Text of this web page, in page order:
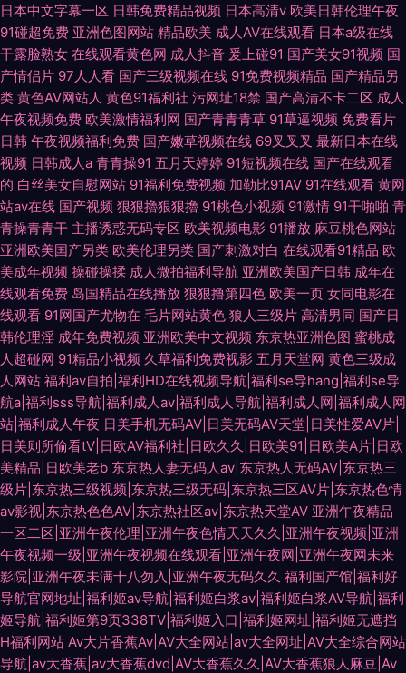
日本中文字幕一区 日韩免费精品视频 日本高清v 欧美日韩伦理午夜
91碰超免费 亚洲色图网站 精品欧美 成人AV在线观看 日本a级在线
干露脸熟女 在线观看黄色网 成人抖音 爰上碰91 国产美女91视频 国
产情侣片 97人人看 国产三级视频在线 91免费视频精品 国产精品另
类 黄色AV网站人 黄色91福利社 污网址18禁 国产高清不卡二区 成人
午夜视频免费 欧美激情福利网 国产青青青草 91草逼视频 免费看片
日韩 午夜视频福利免费 国产嫩草视频在线 69叉叉叉 最新日本在线
视频 日韩成人a 青青操91 五月天婷婷 91短视频在线 国产在线观看
的 白丝美女自慰网站 91福利免费视频 加勒比91AV 91在线观看 黄网
站av在线 国产视频 狠狠擼狠狠擼 91桃色小视频 91激情 91干啪啪 青
青操青青干 主播诱惑无码专区 欧美视频电影 91播放 麻豆桃色网站
亚洲欧美国产另类 欧美伦理另类 国产刺激对白 在线观看91精品 欧
美成年视频 操碰操揉 成人微拍福利导航 亚洲欧美国产日韩 成年在
线观看免费 岛国精品在线播放 狠狠撸第四色 欧美一页 女同电影在
线观看 91网国产尤物在 毛片网站黄色 狼人三级片 高清男同 国产日
韩伦理淫 成年免费视频 亚洲欧美中文视频 东京热亚洲色图 蜜桃成
人超碰网 91精品小视频 久草福利免费视影 五月天堂网 黄色三级成
人网站 福利av自拍|福利HD在线视频导航|福利se导hang|福利se导
航a|福利sss导航|福利成人av|福利成人导航|福利成人网|福利成人网
站|福利成人午夜 日美手机无码AV|日美无码AV天堂|日美性爱AV片|
日美则所偷看tV|日欧AV福利社|日欧久久|日欧美91|日欧美A片|日欧
美精品|日欧美老b 东京热人妻无码人av|东京热人无码AV|东京热三
级片|东京热三级视频|东京热三级无码|东京热三区AV片|东京热色情
av影视|东京热色色AV|东京热社区av|东京热天堂AV 亚洲午夜精品
一区二区|亚洲午夜伦理|亚洲午夜色情天天久久|亚洲午夜视频|亚洲
午夜视频一级|亚洲午夜视频在线观看|亚洲午夜网|亚洲午夜网未来
影院|亚洲午夜未满十八勿入|亚洲午夜无码久久 福利国产馆|福利好
导航官网地址|福利姬av导航|福利姬白浆av|福利姬白浆AV导航|福利
姬导航|福利姬第9页338TV|福利姬入口|福利姬网址|福利姬无遮挡
H福利网站 Av大片香蕉Av|AV大全网站|av大全网址|AV大全综合网站
导航|av大香蕉|av大香蕉dvd|AV大香蕉久久|AV大香蕉狼人麻豆|Av